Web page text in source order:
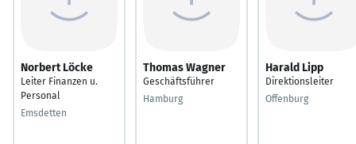
Norbert Löcke
Leiter Finanzen u.
Personal
Emsdetten
Thomas Wagner
Geschäftsführer
Hamburg
Harald Lipp
Direktionsleiter
Offenburg